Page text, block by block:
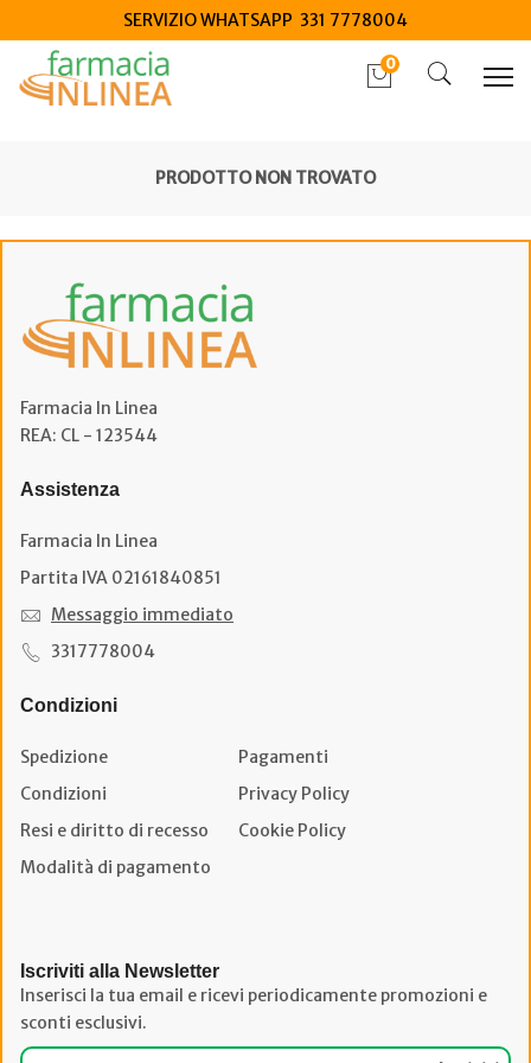
SERVIZIO WHATSAPP 331 7778004
0
PRODOTTO NON TROVATO
Farmacia In Linea
REA: CL - 123544
Assistenza
Farmacia In Linea
Partita IVA 02161840851
Messaggio immediato
3317778004
Condizioni
Spedizione
Pagamenti
Condizioni
Privacy Policy
Resi e diritto di recesso
Cookie Policy
Modalità di pagamento
Iscriviti alla Newsletter
Inserisci la tua email e ricevi periodicamente promozioni e
sconti esclusivi.